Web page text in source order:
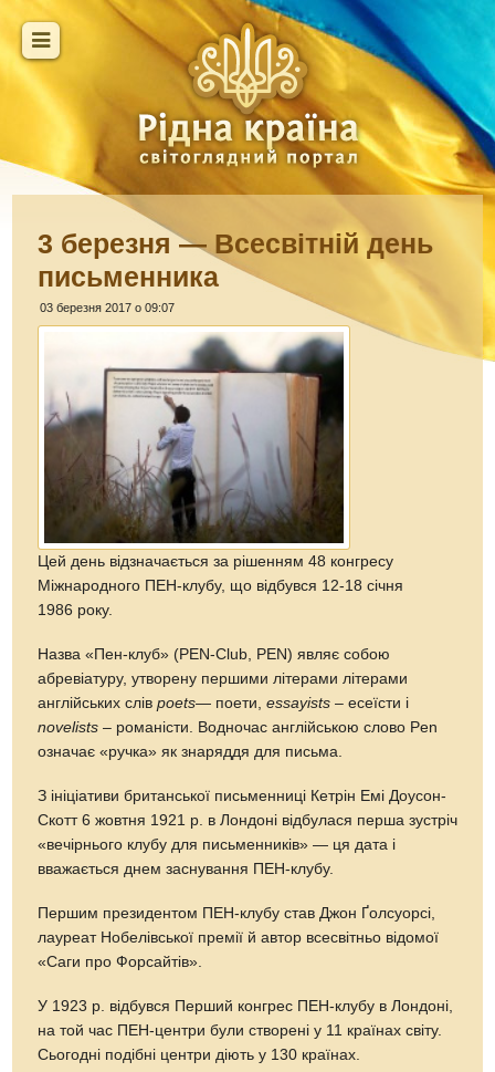
3 березня — Всесвітній день
письменника
03 березня 2017 о 09:07
Цей день відзначається за рішенням 48 конгресу
Міжнародного ПЕН-клубу, що відбувся 12-18 січня
1986 року.
Назва «Пен-клуб» (PEN-Сlub, PEN) являє собою
абревіатуру, утворену першими літерами літерами
англійських слівpoets— поети,essayists – есеїсти і
novelists – романісти. Водночас англійською слово Рen
означає «ручка» як знаряддя для письма.
З ініціативи британської письменниці Кетрін Емі Доусон-
Скотт 6 жовтня 1921 р. в Лондоні відбулася перша зустріч
«вечірнього клубу для письменників» — ця дата і
вважається днем заснування ПЕН-клубу.
Першим президентом ПЕН-клубу став Джон Ґолсуорсі,
лауреат Нобелівської премії й автор всесвітньо відомої
«Саги про Форсайтів».
У 1923 р. відбувся Перший конгрес ПЕН-клубу в Лондоні,
на той час ПЕН-центри були створені у 11 країнах світу.
Сьогодні подібні центри діють у 130 країнах.